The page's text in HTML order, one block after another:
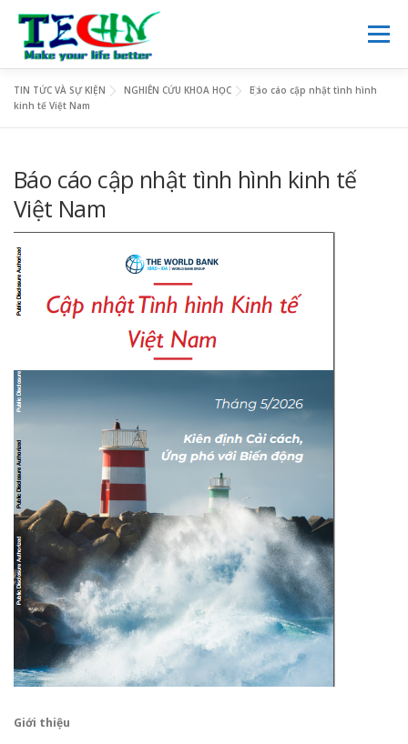
content
Menu
TRANG CHỦ
KINH DOANH TIN TỨC THƯ VIỆN SỐ LIÊN HỆ
TIN TỨC VÀ SỰ KIỆN NGHIÊN CỨU KHOA HỌC
Báo cáo cập nhật tình hình
kinh tế Việt Nam
Báo cáo cập nhật tình hình kinh tế
Việt Nam
Giới thiệu